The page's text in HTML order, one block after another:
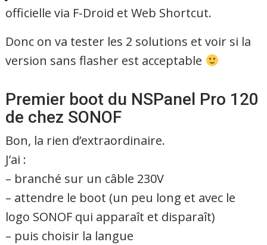
officielle via F-Droid et Web Shortcut.
Donc on va tester les 2 solutions et voir si la
version sans flasher est acceptable
Premier boot du NSPanel Pro 120
de chez SONOF
Bon, la rien d’extraordinaire.
J’ai :
– branché sur un câble 230V
– attendre le boot (un peu long et avec le
logo SONOF qui apparaît et disparaît)
– puis choisir la langue